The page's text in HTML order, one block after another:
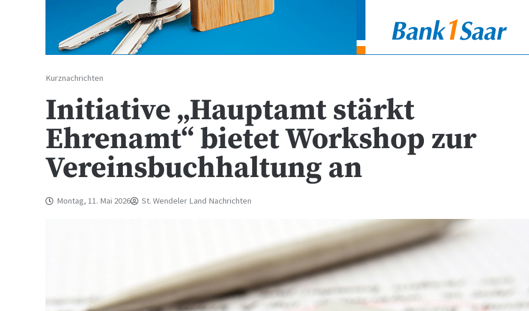
Kurznachrichten
Initiative „Hauptamt stärkt
Ehrenamt“ bietet Workshop zur
Vereinsbuchhaltung an
Montag, 11. Mai 2026 St. Wendeler Land Nachrichten